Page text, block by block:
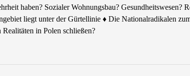
haben? Sozialer Wohnungsbau?
liegt unter der Gürtellinie ♦ Die Nationalradikalen
in Polen schließen?